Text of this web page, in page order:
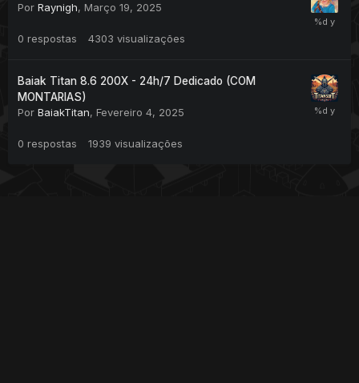
Por Raynigh, Março 19, 2025
0 respostas 4303 visualizações
Baiak Titan 8.6 200X - 24h/7 Dedicado (COM
MONTARIAS)
Por BaiakTitan, Fevereiro 4, 2025
0 respostas 1939 visualizações